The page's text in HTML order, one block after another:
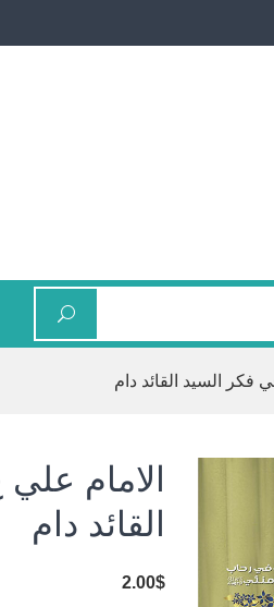
فكر السيد القائد دام
الامام
القائد دام
2.00$